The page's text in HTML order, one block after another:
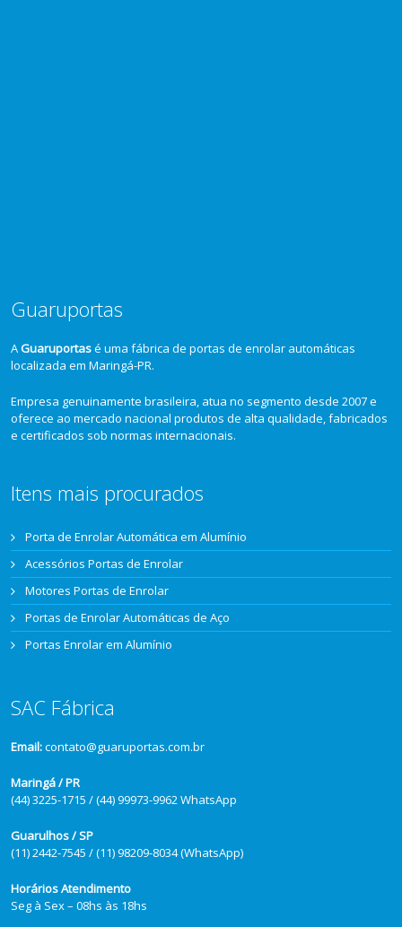
Guaruportas
AGuaruportasé uma fábrica de portas de enrolar automáticas
localizada em Maringá-PR.
Empresa genuinamente brasileira, atua no segmento desde 2007 e
oferece ao mercado nacional produtos de alta qualidade, fabricados
e certificados sob normas internacionais.
Itens mais procurados
Porta de Enrolar Automática em Alumínio
Acessórios Portas de Enrolar
Motores Portas de Enrolar
Portas de Enrolar Automáticas de Aço
Portas Enrolar em Alumínio
SAC Fábrica
Email:contato@guaruportas.com.br
Maringá / PR
(44) 3225-1715 / (44) 99973-9962 WhatsApp
Guarulhos / SP
(11) 2442-7545 / (11) 98209-8034 (WhatsApp)
Horários Atendimento
Seg à Sex – 08hs às 18hs